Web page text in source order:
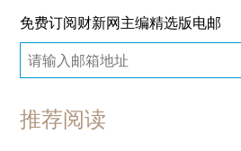
免费订阅财新网主编精选版电邮
推荐阅读